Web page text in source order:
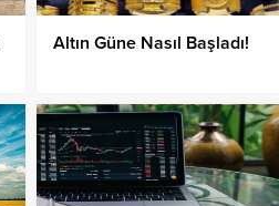
Altın Güne Nasıl Başladı!